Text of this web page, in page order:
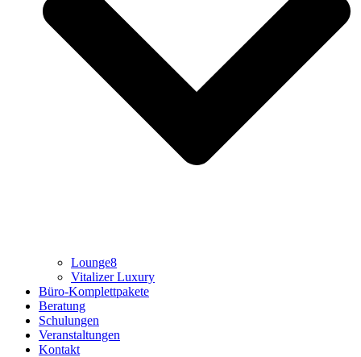
Lounge8
Vitalizer Luxury
Büro-Komplettpakete
Beratung
Schulungen
Veranstaltungen
Kontakt